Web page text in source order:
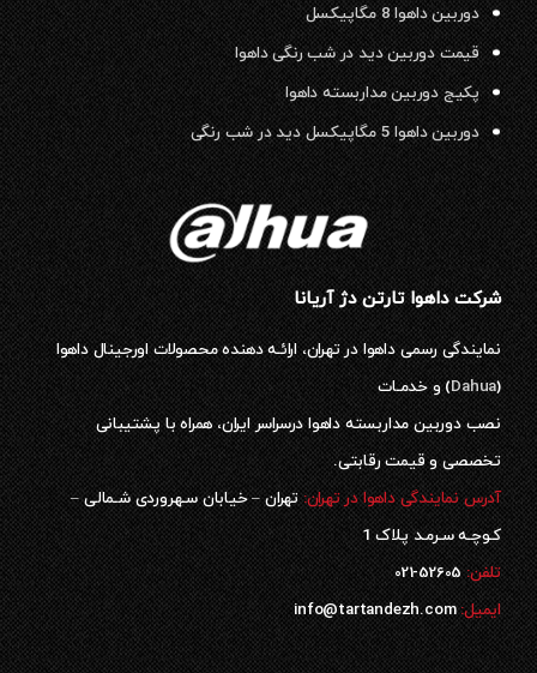
دوربین داهوا 8 مگاپیکسل
قیمت دوربین دید در شب رنگی داهوا
پکیج دوربین مداربسته داهوا
دوربین داهوا 5 مگاپیکسل دید در شب رنگی
شرکت داهوا تارتن دژ آریانا
نمایندگی رسمی داهوا در تهران، ارائـه دهنده محصولات اورجینال داهوا
(
Dahua) و خدمـات
نصب دوربین مداربسته داهوا درسراسر ایران، همراه با پشتیبانی
تخصصی و قیمت رقابتی.
آدرس نمایندگی داهوا در تهران:تهران – خیابان سـهروردی شـمالی –
کـوچـه سـرمـد پلاک 1
تلفن:52605-021
ایمیل:info@tartandezh.com